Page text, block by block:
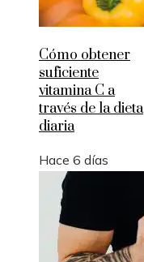
Cómo obtener
suficiente
vitamina C a
través de la dieta
diaria
Hace 6 días